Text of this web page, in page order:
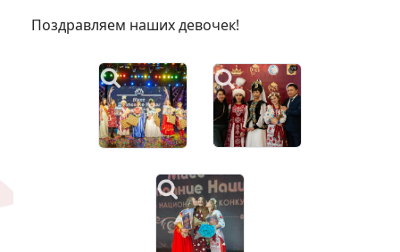
Поздравляем наших девочек!